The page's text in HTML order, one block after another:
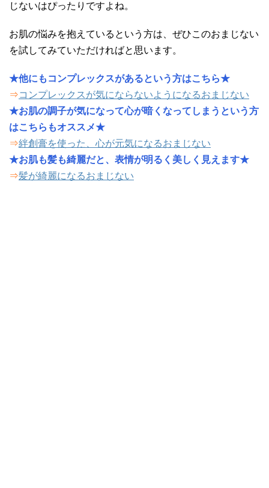
じないはぴったりですよね。
お肌の悩みを抱えているという方は、ぜひこのおまじない
を試してみていただければと思います。
★他にもコンプレックスがあるという方はこちら★
⇒コンプレックスが気にならないようになるおまじない
★お肌の調子が気になって心が暗くなってしまうという方
はこちらもオススメ★
⇒絆創膏を使った、心が元気になるおまじない
★お肌も髪も綺麗だと、表情が明るく美しく見えます★
⇒髪が綺麗になるおまじない